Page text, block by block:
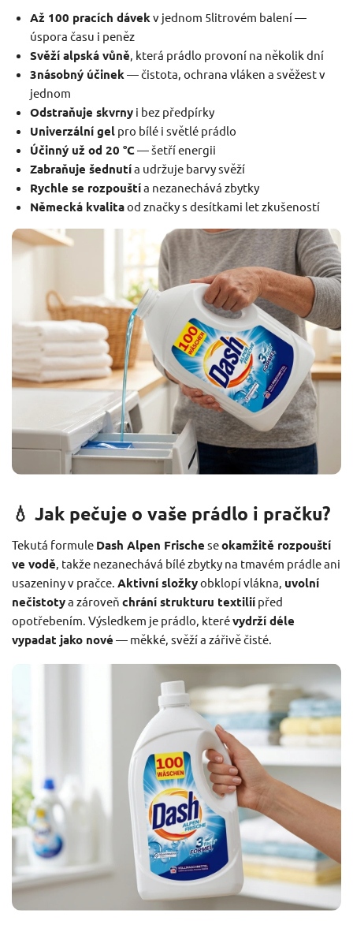
Až 100 pracích dávekv jednom 5litrovém balení —
úspora času i peněz
Svěží alpská vůně , která prádlo provoní na několik dní
3násobný účinek— čistota, ochrana vláken a svěžest v
jednom
Odstraňuje skvrnyi bez předpírky
Univerzální gel pro bílé i světlé prádlo
Účinný už od 20 °C— šetří energii
Zabraňuje šednutía udržuje barvy svěží
Rychle se rozpouštía nezanechává zbytky
Německá kvalitaod značky s desítkami let zkušeností
💧 Jak pečuje o vaše prádlo i pračku?
Tekutá formule Dash Alpen Frische seokamžitě rozpouští
ve vodě, takže nezanechává bílé zbytky na tmavém prádle ani
usazeniny v pračce. Aktivní složkyobklopí vlákna, uvolní
nečistotya zároveň chrání strukturu textilií před
opotřebením. Výsledkem je prádlo, kterévydrží déle
vypadat jako nové — měkké, svěží a zářivě čisté.